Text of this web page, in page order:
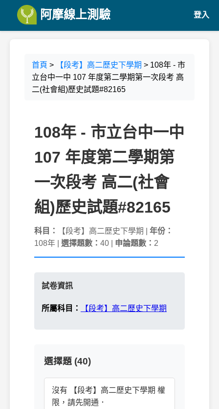
阿摩線上測驗 登入
首頁 > 【段考】高二歷史下學期 > 108年 - 市
立台中一中 107 年度第二學期第一次段考 高
二(社會組)歷史試題#82165
108年 - 市立台中一中
107 年度第二學期第
一次段考 高二(社會
組)歷史試題#82165
科目： 【段考】高二歷史下學期 | 年份：
108年 | 選擇題數： 40 | 申論題數： 2
試卷資訊
所屬科目： 【段考】高二歷史下學期
選擇題 (40)
沒有 【段考】高二歷史下學期 權
限，請先開通．